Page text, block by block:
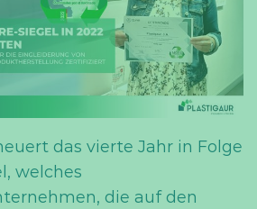
das vierte Jahr in Folge
welches
die auf den